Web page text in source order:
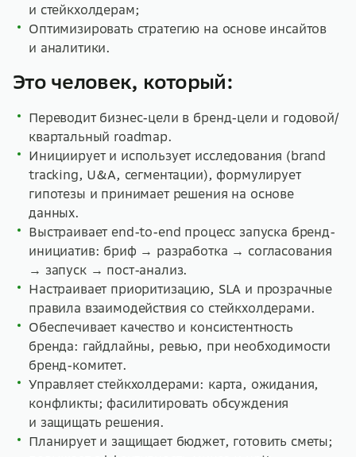
и стейкхолдерам;
Оптимизировать стратегию на основе инсайтов
и аналитики.
Это человек, который:
Переводит бизнес-цели в бренд-цели и годовой/
квартальный roadmap.
Инициирует и использует исследования (brand
tracking, U&A, сегментации), формулирует
гипотезы и принимает решения на основе
данных.
Выстраивает end-to-end процесс запуска бренд-
инициатив: бриф → разработка → согласования
→ запуск → пост-анализ.
Настраивает приоритизацию, SLA и прозрачные
правила взаимодействия со стейкхолдерами.
Обеспечивает качество и консистентность
бренда: гайдлайны, ревью, при необходимости
бренд-комитет.
Управляет стейкхолдерами: карта, ожидания,
конфликты; фасилитировать обсуждения
и защищать решения.
Планирует и защищает бюджет, готовить сметы;